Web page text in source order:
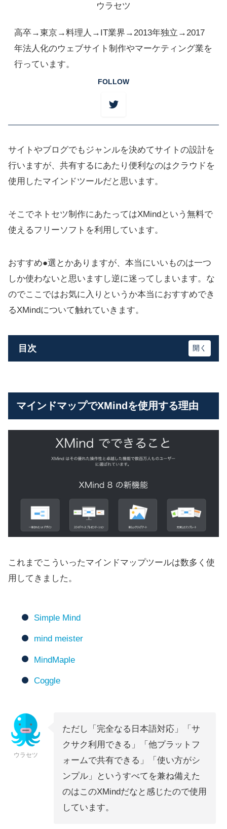
ウラセツ
高卒→東京→料理人→IT業界→2013年独立→2017
年法人化のウェブサイト制作やマーケティング業を
行っています。
FOLLOW
サイトやブログでもジャンルを決めてサイトの設計を
行いますが、共有するにあたり便利なのはクラウドを
使用したマインドツールだと思います。
そこでネトセツ制作にあたってはXMindという無料で
使えるフリーソフトを利用しています。
おすすめ●選とかありますが、本当にいいものは一つ
しか使わないと思いますし逆に迷ってしまいます。な
のでここではお気に入りというか本当におすすめでき
るXMindについて触れていきます。
目次
マップ
XMindの機能や内容
マインドマップでXMindを使用する理由
これまでこういったマインドマップツールは数多く使
用してきました。
Simple Mind
mind meister
MindMaple
Coggle
ウラセツ
ただし「完全なる日本語対応」「サ
クサク利用できる」「他プラットフ
ォームで共有できる」「使い方がシ
ンプル」というすべてを兼ね備えた
のはこのXMindだなと感じたので使用
しています。